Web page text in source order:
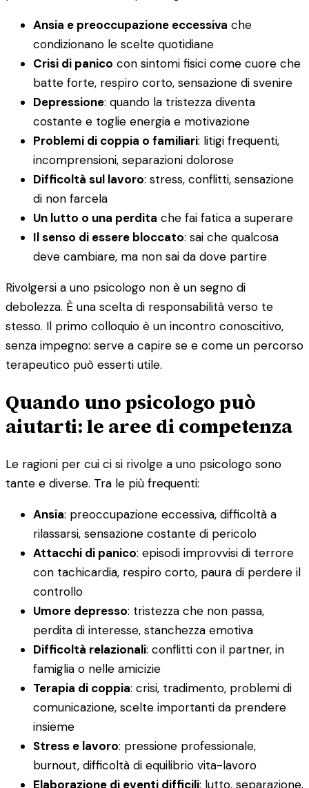
Ansia e preoccupazione eccessiva che
condizionano le scelte quotidiane
Crisi di panico con sintomi fisici come cuore che
batte forte, respiro corto, sensazione di svenire
Depressione: quando la tristezza diventa
costante e toglie energia e motivazione
Problemi di coppia o familiari: litigi frequenti,
incomprensioni, separazioni dolorose
Difficoltà sul lavoro: stress, conflitti, sensazione
di non farcela
Un lutto o una perdita che fai fatica a superare
Il senso di essere bloccato: sai che qualcosa
deve cambiare, ma non sai da dove partire
Rivolgersi a uno psicologo non è un segno di
debolezza. È una scelta di responsabilità verso te
stesso. Il primo colloquio è un incontro conoscitivo,
senza impegno: serve a capire se e come un percorso
terapeutico può esserti utile.
Quando uno psicologo può
aiutarti: le aree di competenza
Le ragioni per cui ci si rivolge a uno psicologo sono
tante e diverse. Tra le più frequenti:
Ansia: preoccupazione eccessiva, difficoltà a
rilassarsi, sensazione costante di pericolo
Attacchi di panico: episodi improvvisi di terrore
con tachicardia, respiro corto, paura di perdere il
controllo
Umore depresso: tristezza che non passa,
perdita di interesse, stanchezza emotiva
Difficoltà relazionali: conflitti con il partner, in
famiglia o nelle amicizie
Terapia di coppia: crisi, tradimento, problemi di
comunicazione, scelte importanti da prendere
insieme
Stress e lavoro: pressione professionale,
burnout, difficoltà di equilibrio vita-lavoro
Elaborazione di eventi difficili: lutto, separazione,